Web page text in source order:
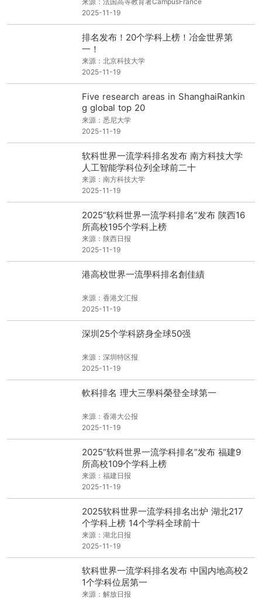
2025-11-19
排名发布！20个学科上榜！冶金世界第
一！
来源：北京科技大学
2025-11-19
Five research areas in ShanghaiRankin
g global top 20
来源：悉尼大学
2025-11-19
软科世界一流学科排名发布 南方科技大学
人工智能学科位列全球前二十
来源：南方科技大学
2025-11-19
2025“软科世界一流学科排名”发布 陕西16
所高校195个学科上榜
来源：陕西日报
2025-11-19
港高校世界一流學科排名創佳績
来源：香港文汇报
2025-11-19
深圳25个学科跻身全球50强
来源：深圳特区报
2025-11-19
軟科排名 理大三學科榮登全球第一
来源：香港大公报
2025-11-19
2025“软科世界一流学科排名”发布 福建9
所高校109个学科上榜
来源：福建日报
2025-11-19
2025软科世界一流学科排名出炉 湖北217
个学科上榜 14个学科全球前十
来源：湖北日报
2025-11-19
软科世界一流学科排名发布 中国内地高校2
1个学科位居第一
来源：解放日报